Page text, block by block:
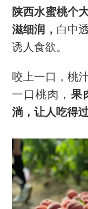
陕西水蜜桃个
滋细润， 白中
诱人食欲。
咬上一口，桃
一口桃肉，果
淌，让人吃得过